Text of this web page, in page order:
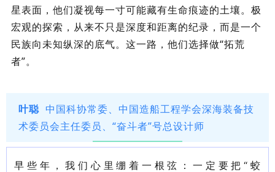
星表面，他们凝视每一寸可能藏有生命痕迹的土壤。极
宏观的探索，从来不只是深度和距离的纪录，而是一个
民族向未知纵深的底气。这一路，他们选择做“拓荒
者”。
叶聪 中国科协常委、 中国造船工程学会深海装备技
术委员会主任委员、 “奋斗者”号总设计师
早些年，我们心里绷着一根弦：一定要把“蛟